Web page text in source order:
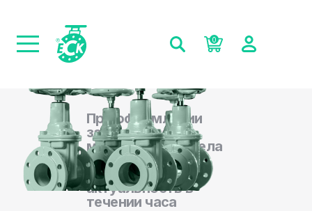
0
При оформлении
заказа на сайте,
менеджеры отдела
продаж
подтверждают
актуальность в
течении часа